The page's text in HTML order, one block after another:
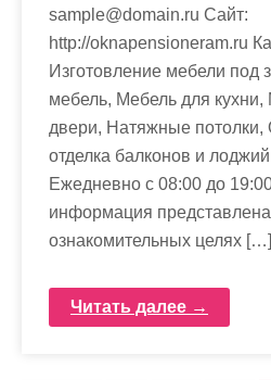
sample@domain.ru Cайт:
http://oknapensioneram.ru
Изготовление мебели под
мебель, Мебель для
двери, Натяжные потолки,
отделка балконов и
Ежедневно с 08:00 до
информация
ознакомительных целях […]
Читать далее →